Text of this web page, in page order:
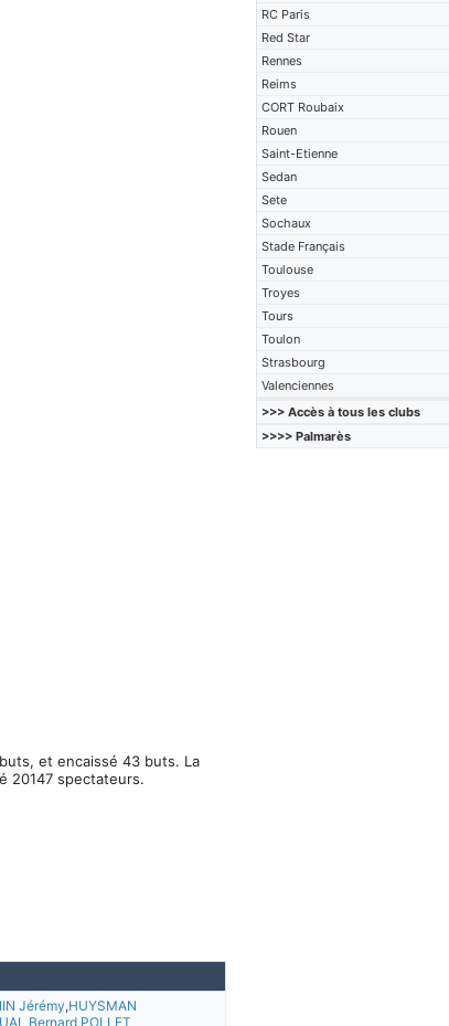
RC Paris
Red Star
Rennes
Reims
CORT Roubaix
Rouen
Saint-Etienne
Sedan
Sete
Sochaux
Stade Français
Toulouse
Troyes
Tours
Toulon
Strasbourg
Valenciennes
>>> Accès à tous les clubs
>>>> Palmarès
et encaissé 43 buts. La
20147 spectateurs.
Jérémy,HUYSMAN
Bernard,POLLET